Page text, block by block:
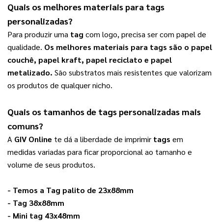
Quais os melhores materiais para tags
personalizadas?
Para produzir uma tag com logo, precisa ser com papel de
qualidade. Os melhores materiais para tags são o papel
couchê, papel kraft, papel reciclato e papel
metalizado. São substratos mais resistentes que valorizam
os produtos de qualquer nicho.
Quais os tamanhos de tags personalizadas mais
comuns?
A GIV Online te dá a liberdade de imprimir tags em
medidas variadas para ficar proporcional ao tamanho e
volume de seus produtos.
- Temos a Tag palito de 23x88mm
- Tag 38x88mm
- Mini tag 43x48mm